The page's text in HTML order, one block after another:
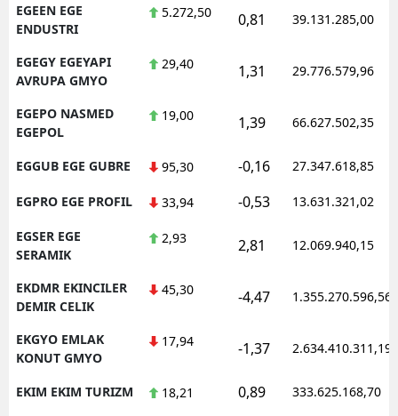
EGEEN EGE
ENDUSTRI
5.272,50 0,81 39.131.285,00
EGEGY EGEYAPI
AVRUPA GMYO
29,40 1,31 29.776.579,96
EGEPO NASMED
EGEPOL
19,00 1,39 66.627.502,35
EGGUB EGE GUBRE 95,30 -0,16 27.347.618,85
EGPRO EGE PROFIL 33,94 -0,53 13.631.321,02
EGSER EGE
SERAMIK
2,93 2,81 12.069.940,15
EKDMR EKINCILER
DEMIR CELIK
45,30 -4,47 1.355.270.596,56
EKGYO EMLAK
KONUT GMYO
17,94 -1,37 2.634.410.311,19
EKIM EKIM TURIZM 18,21 0,89 333.625.168,70